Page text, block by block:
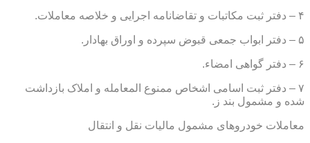
۴ – دفتر ثبت مکاتبات و تقاضانامه اجرایی و خلاصه معاملات.
۵ – دفتر ابواب جمعی قبوض سپرده و اوراق بهادار.
۶ – دفتر گواهی امضاء.
۷ – دفتر ثبت اسامی اشخاص ممنوع المعامله و املاک بازداشت
شده و مشمول بند ز.
معاملات خودروهای مشمول مالیات نقل و انتقال